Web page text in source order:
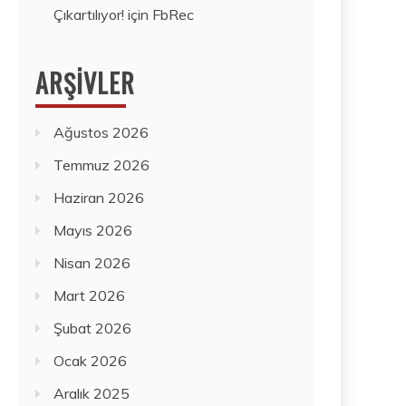
Çıkartılıyor! için FbRec
ARŞIVLER
Ağustos 2026
Temmuz 2026
Haziran 2026
Mayıs 2026
Nisan 2026
Mart 2026
Şubat 2026
Ocak 2026
Aralık 2025